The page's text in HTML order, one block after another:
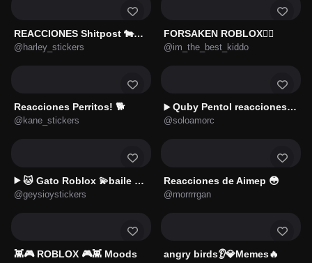
REACCIONES Shitpost 🐄🌍♻️2️⃣
@harley_stickers
FORSAKEN ROBLOX❤️‍🔥
@im_the_best_kiddo
Reacciones Perritos! 🐕
@kane_stickers
▶️ Quby Pentol reacciones 😂🤪
@soloamorc
▶️ 🐱 Gato Roblox 💫baile 😹💫
@geysioystickers
Reacciones de Aimep 😳
@morrrrgan
👾🎮 ROBLOX 🎮👾 Moods angry birds👂💎Memes🔥